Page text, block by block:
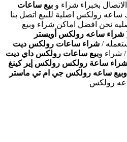
بخبراء شراء و بيع ساعات
ساعه رولكس اصلية للبيع اتصل بنا
نحن افضل اماكن شراء وبيع
شراء ساعه رولكس أويستر
شراء ساعات رولكس ديت
شراء وبيع ساعات رولكس داي ديت
ساعة رولكس رولكس إير كينغ
ساعه رولكس جي ام تي ماستر